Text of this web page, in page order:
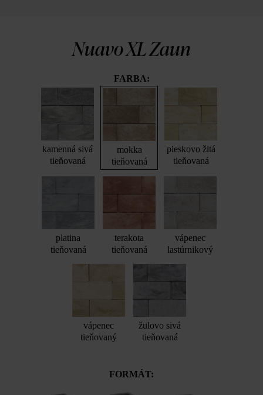
Nuavo XL Zaun
FARBA:
kamenná sivá
tieňovaná
mokka
tieňovaná
pieskovo žltá
tieňovaná
platina
tieňovaná
terakota
tieňovaná
vápenec
lastúrnikový
vápenec
tieňovaný
žulovo sivá
tieňovaná
FORMÁT: